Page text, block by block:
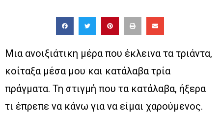
Μια ανοιξιάτικη μέρα που έκλεινα τα τριάντα,
κοίταξα μέσα μου και κατάλαβα τρία
πράγματα. Τη στιγμή που τα κατάλαβα, ήξερα
τι έπρεπε να κάνω για να είμαι χαρούμενος.